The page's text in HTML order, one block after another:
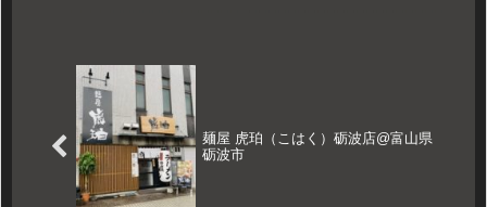
麺屋 虎珀（こはく）砺波店@富山県
砺波市